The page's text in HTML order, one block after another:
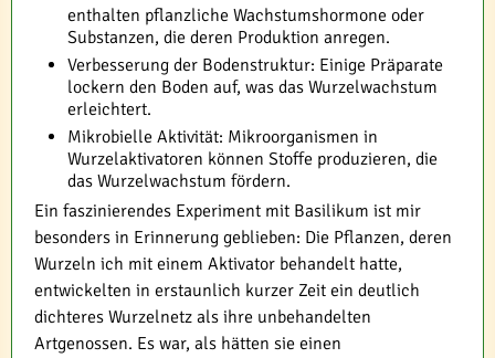
enthalten pflanzliche Wachstumshormone oder
Substanzen, die deren Produktion anregen.
Verbesserung der Bodenstruktur: Einige Präparate
lockern den Boden auf, was das Wurzelwachstum
erleichtert.
Mikrobielle Aktivität: Mikroorganismen in
Wurzelaktivatoren können Stoffe produzieren, die
das Wurzelwachstum fördern.
Ein faszinierendes Experiment mit Basilikum ist mir
besonders in Erinnerung geblieben: Die Pflanzen, deren
Wurzeln ich mit einem Aktivator behandelt hatte,
entwickelten in erstaunlich kurzer Zeit ein deutlich
dichteres Wurzelnetz als ihre unbehandelten
Artgenossen. Es war, als hätten sie einen